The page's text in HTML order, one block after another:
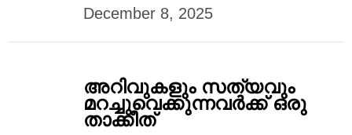
December 8, 2025
അറിവുകളും സത്യവും
മറച്ചുവെക്കുന്നവര്‍ക്ക് ഒരു
താക്കീത്